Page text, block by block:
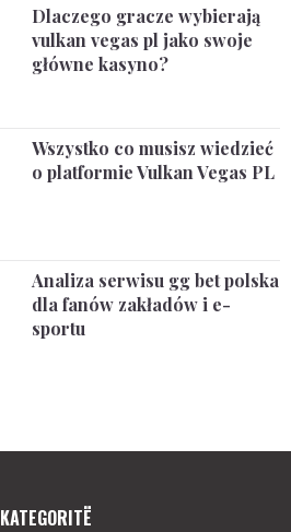
Dlaczego gracze wybierają
vulkan vegas pl jako swoje
główne kasyno?
Wszystko co musisz wiedzieć
o platformie Vulkan Vegas PL
Analiza serwisu gg bet polska
dla fanów zakładów i e-
sportu
KATEGORITË